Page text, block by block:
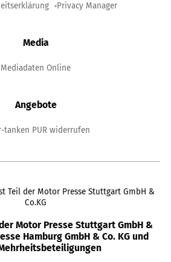
Privacy Manager
Media
Mediadaten Online
Angebote
tanken PUR widerrufen
Teil der Motor Presse Stuttgart GmbH &
Co.KG
Motor Presse Stuttgart GmbH &
Hamburg GmbH & Co. KG und